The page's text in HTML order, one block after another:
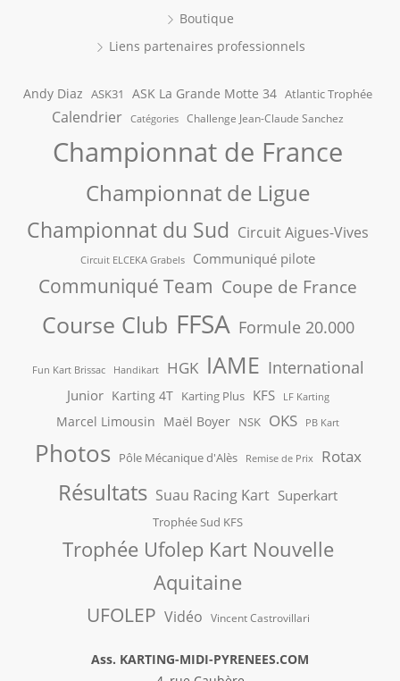
Boutique
Liens partenaires professionnels
Andy Diaz ASK31 ASK La Grande Motte 34 Atlantic Trophée
Calendrier Catégories Challenge Jean-Claude Sanchez
Championnat de France
Championnat de Ligue
Championnat du Sud Circuit Aigues-Vives
Circuit ELCEKA Grabels Communiqué pilote
Communiqué Team Coupe de France
Course Club FFSA Formule 20.000
Fun Kart Brissac Handikart HGK IAME International
Junior Karting 4T Karting Plus KFS LF Karting
Marcel Limousin Maël Boyer NSK OKS PB Kart
Photos Pôle Mécanique d'Alès Remise de Prix Rotax
Résultats Suau Racing Kart Superkart
Trophée Sud KFS
Trophée Ufolep Kart Nouvelle
Aquitaine
UFOLEP Vidéo Vincent Castrovillari
Ass. KARTING-MIDI-PYRENEES.COM